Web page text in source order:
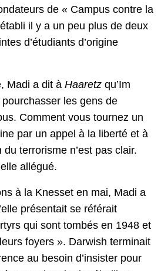
de « Campus contre la
il y a un peu plus de deux
d’étudiants d’origine
Madi a dit à Haaretz qu’Im
les gens de
Comment vous tournez un
par un appel à la liberté et à
terrorisme n’est pas clair.
allégué.
à la Knesset en mai, Madi a
présentait se référait
qui sont tombés en 1948 et
foyers ». Darwish terminait
au besoin d’insister pour